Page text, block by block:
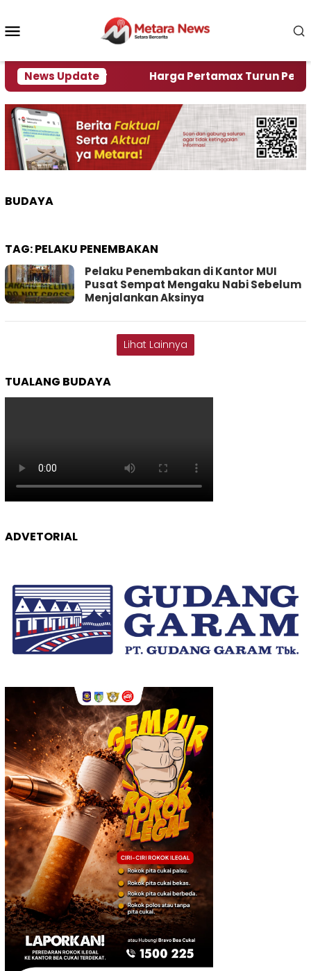
konten
News Update
Krisi Air Harga Pertamax Turun Per Hari
BUDAYA
TAG:PELAKU PENEMBAKAN
Pelaku Penembakan di Kantor MUI
Pusat Sempat Mengaku Nabi Sebelum
Menjalankan Aksinya
Lihat Lainnya
TUALANG BUDAYA
ADVETORIAL